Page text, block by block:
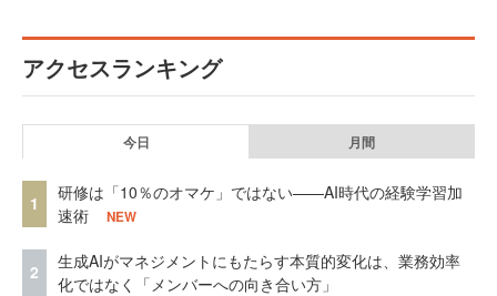
アクセスランキング
今日 月間
1
研修は「10％のオマケ」ではない——AI時代の経験学習加
速術
NEW
2
生成AIがマネジメントにもたらす本質的変化は、業務効率
化ではなく「メンバーへの向き合い方」